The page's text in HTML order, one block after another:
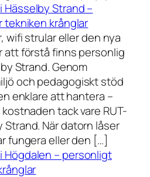
Hässelby Strand –
krånglar
wifi strular eller den nya
att förstå finns personlig
Strand. Genom
och pedagogiskt stöd
enklare att hantera –
tack vare RUT-
När datorn låser
fungera eller den […]
Högdalen – personligt